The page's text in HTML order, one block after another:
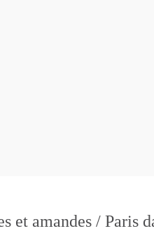
et amandes / Paris